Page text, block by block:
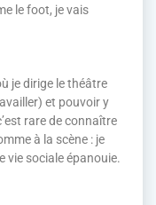
le foot, je vais
je dirige le théâtre
et pouvoir y
rare de connaître
à la scène : je
vie sociale épanouie.